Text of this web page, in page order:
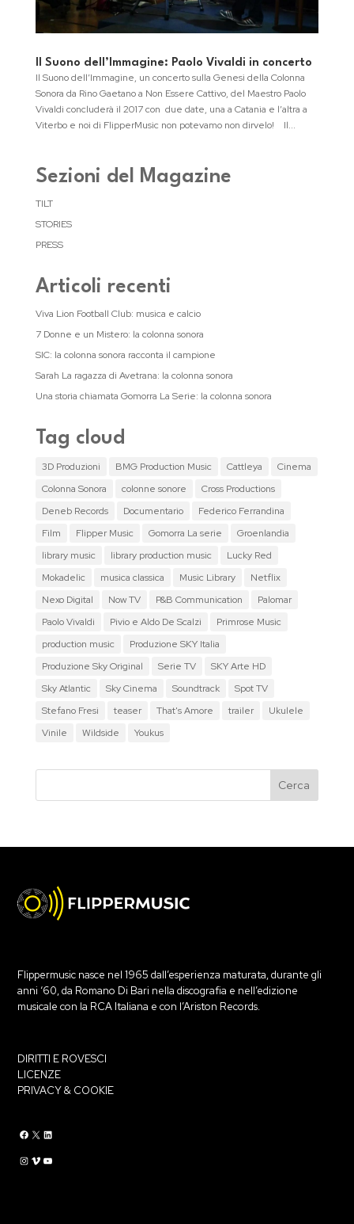
Il Suono dell’Immagine: Paolo Vivaldi in concerto
Il Suono dell’Immagine, un concerto sulla Genesi della Colonna
Sonora da Rino Gaetano a Non Essere Cattivo, del Maestro Paolo
Vivaldi concluderà il 2017 con due date, una a Catania e l’altra a
Viterbo e noi di FlipperMusic non potevamo non dirvelo! Il...
Sezioni del Magazine
TILT
STORIES
PRESS
Articoli recenti
Viva Lion Football Club: musica e calcio
7 Donne e un Mistero: la colonna sonora
SIC: la colonna sonora racconta il campione
Sarah La ragazza di Avetrana: la colonna sonora
Una storia chiamata Gomorra La Serie: la colonna sonora
Tag cloud
3D Produzioni BMG Production Music Cattleya
Cinema
Colonna Sonora
colonne sonore
Cross Productions
Deneb Records
Documentario
Federico Ferrandina
Film
Flipper Music Gomorra La serie
Groenlandia
library music
library production music
Lucky Red
Mokadelic
musica classica Music Library
Netflix
Nexo Digital
Now TV P&B Communication
Palomar
Paolo Vivaldi
Pivio e Aldo De Scalzi
Primrose Music
production music
Produzione SKY Italia
Produzione Sky Original
Serie TV
SKY Arte HD
Sky Atlantic
Sky Cinema Soundtrack
Spot TV
Stefano Fresi
teaser That's Amore trailer
Ukulele
Vinile
Wildside Youkus
Flippermusic nasce nel 1965 dall’esperienza maturata, durante gli
anni ‘60, da Romano Di Bari nella discografia e nell’edizione
musicale con la RCA Italiana e con l’Ariston Records.
DIRITTI E ROVESCI
LICENZE
PRIVACY & COOKIE
Flippermusic Facebook Flippermusic Twitter
Flippermusic Linkedin
Flippermusic Instagram Flippermusic Vimeo flippermusic YouTube